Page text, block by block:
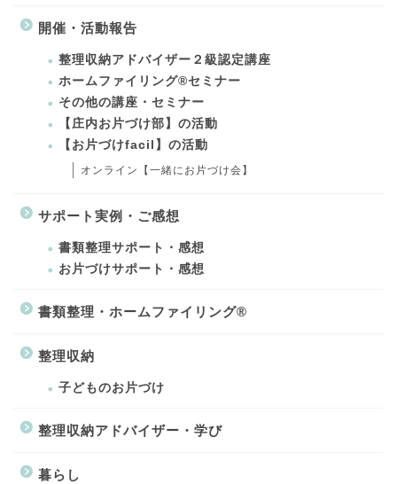
開催・活動報告
整理収納アドバイザー２級認定講座
ホームファイリング®セミナー
その他の講座・セミナー
【庄内お片づけ部】の活動
【お片づけfacil】の活動
オンライン【一緒にお片づけ会】
サポート実例・ご感想
書類整理サポート・感想
お片づけサポート・感想
書類整理・ホームファイリング®
整理収納
子どものお片づけ
整理収納アドバイザー・学び
暮らし